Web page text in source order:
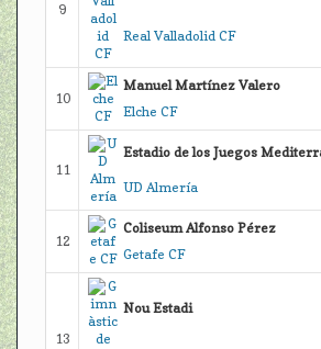
9
Real Valladolid CF
10
Manuel Martínez Valero
Elche CF
11
Estadio de los Juegos
UD Almería
12
Coliseum Alfonso Pérez
Getafe CF
13
Nou Estadi